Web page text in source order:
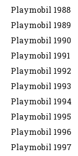
Playmobil 1988
Playmobil 1989
Playmobil 1990
Playmobil 1991
Playmobil 1992
Playmobil 1993
Playmobil 1994
Playmobil 1995
Playmobil 1996
Playmobil 1997